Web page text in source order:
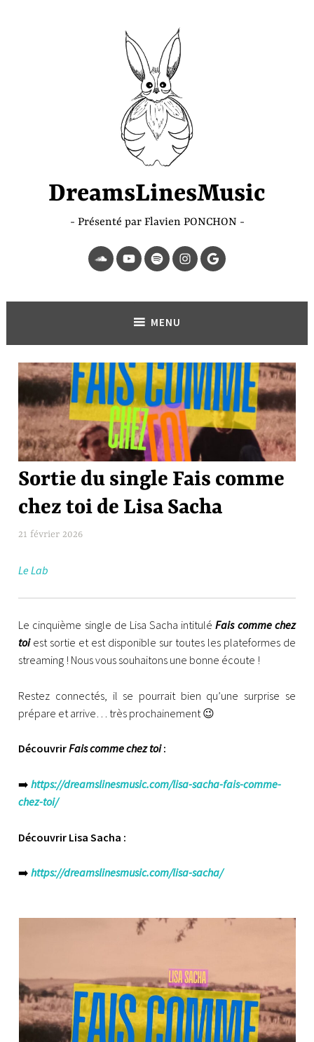
DreamsLinesMusic
Présenté par Flavien PONCHON
SoundCloud
YouTubeSpotifyInstagram
Page
Google
MENU
LE
LAB
Sortie du single Fais comme
chez toi de Lisa Sacha
21 février 2026
e
n
P
N
C
O
Le Lab
Le cinquième single de Lisa Sacha intituléFais comme chez
toi est sortie et est disponible sur toutes les plateformes de
streaming ! Nous vous souhaitons une bonne écoute !
Restez connectés, il se pourrait bien qu’une surprise se
prépare et arrive… très prochainement 😉
DécouvrirFais comme chez toi:
➡️https://dreamslinesmusic.com/lisa-sacha-fais-comme-
chez-toi/
Découvrir Lisa Sacha :
➡️https://dreamslinesmusic.com/lisa-sacha/